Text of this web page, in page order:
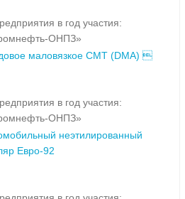
в год участия:
ОНПЗ»
маловязкое СМТ (DMA) 
в год участия:
ОНПЗ»
неэтилированный
Евро-92